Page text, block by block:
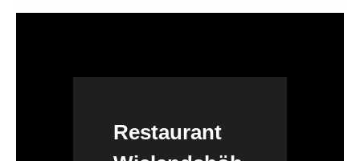
Restaurant